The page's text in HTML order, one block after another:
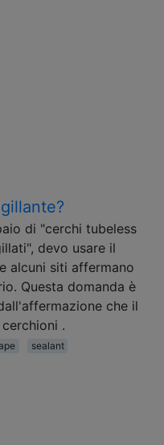
di "cerchi tubeless
devo usare il
alcuni siti affermano
Questa domanda è
che il
.
sealant